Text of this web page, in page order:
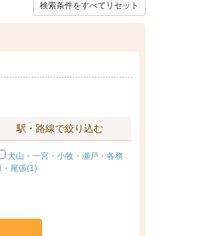
検索条件をすべてリセット
駅・路線で絞り込む
犬山・一宮・小牧・瀬戸・各務
・尾張(1)